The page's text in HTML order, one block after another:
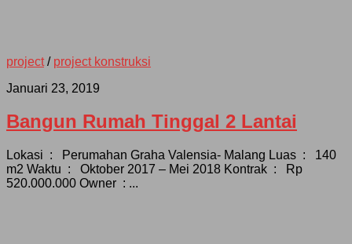
project / project konstruksi
Januari 23, 2019
Bangun Rumah Tinggal 2 Lantai
Lokasi : Perumahan Graha Valensia- Malang Luas : 140
m2 Waktu : Oktober 2017 – Mei 2018 Kontrak : Rp
520.000.000 Owner : ...